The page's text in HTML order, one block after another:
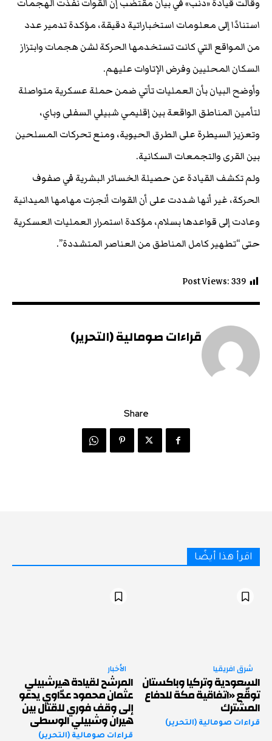
وقالت قيادة «دنب» في بيان مقتضب إن القوات نفذت الهجمات
استنادًا إلى معلومات استخباراتية دقيقة، مؤكدة تدمير عدد
من المواقع التي كانت تستخدمها الحركة لشن هجمات وابتزاز
السكان المحليين وفرض الإتاوات عليهم.
وأوضح البيان بأن العمليات تأتي ضمن حملة عسكرية متواصلة
لتأمين المناطق الواقعة بين إقليمي شبيلي السفلى وباي،
وتعزيز السيطرة على الطرق الحيوية، ومنع تحركات المسلحين
بين القرى والتجمعات السكانية.
ولم تكشف القيادة عن حصيلة الخسائر البشرية في صفوف
الحركة، غير أنها شددت على أن القوات أنجزت مهامها الميدانية
وعادت إلى قواعدها بسلام، مؤكدة استمرار العمليات العسكرية
حتى “تطهير كامل المناطق من العناصر المتشددة”.
Post Views:339
قراءات صومالية (التحرير)
Share
اقرأ هذا أيضًا
شرق افريقيا
السعودية وتركيا وباكستان
توقّع «اتفاقية مكة للدفاع
المشترك
قراءات صومالية (التحرير)
الأخبار
المرشح لقيادة هيرشبيلي
عثمان محمود عدّاوي يدعو
إلى وقف فوري للقتال بين
هيران وشبيلي الوسطى
قراءات صومالية (التحرير)